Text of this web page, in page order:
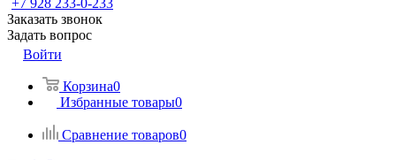
+7 928 233-0-233
Заказать звонок
Задать вопрос
Войти
Корзина0
Избранные товары0
Сравнение товаров0